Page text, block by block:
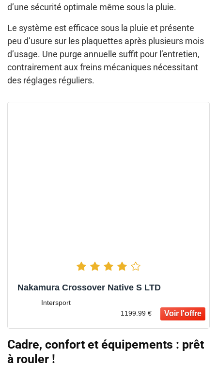
d’une sécurité optimale même sous la pluie.
Le système est efficace sous la pluie et présente
peu d’usure sur les plaquettes après plusieurs mois
d’usage. Une purge annuelle suffit pour l’entretien,
contrairement aux freins mécaniques nécessitant
des réglages réguliers.
Nakamura Crossover Native S LTD
Intersport
1199.99 €
Cadre, confort et équipements : prêt
à rouler !